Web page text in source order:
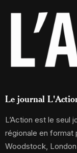
Le journal
L’Action est le seul
régionale en format
Woodstock, London